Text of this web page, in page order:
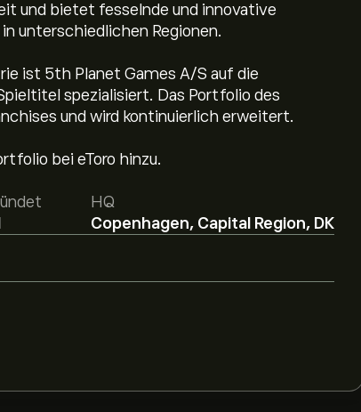
und bietet fesselnde und innovative
unterschiedlichen Regionen.
ist 5th Planet Games A/S auf die
spezialisiert. Das Portfolio des
und wird kontinuierlich erweitert.
bei eToro hinzu.
HQ
Copenhagen, Capital Region, DK